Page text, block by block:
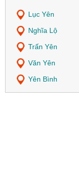
Lục Yên
Nghĩa Lộ
Trấn Yên
Văn Yên
Yên Bình